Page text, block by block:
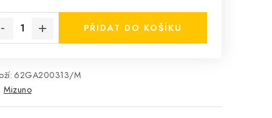
PŘIDAT DO KOŠÍKU
62GA200313/M
Mizuno